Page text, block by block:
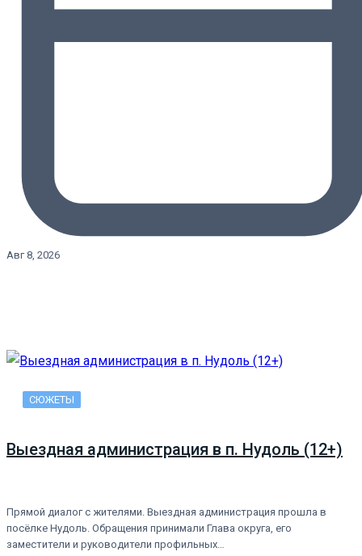
Авг 8, 2026
СЮЖЕТЫ
Выездная администрация в п. Нудоль (12+)
Прямой диалог с жителями. Выездная администрация прошла в
посёлке Нудоль. Обращения принимали Глава округа, его
заместители и руководители профильных…